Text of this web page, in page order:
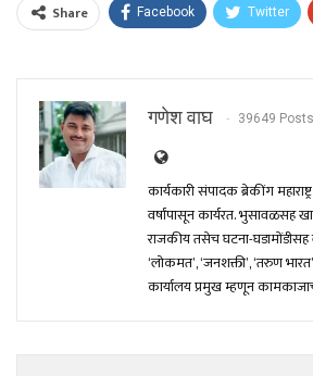
Share Facebook Twitter
गणेश वाघ 39649 Posts
कार्यकारी संपादक ब्रेकींग
वर्षांपासून कार्यरत. भुसावळसह
राजकीय तसेच घटना-
‘लोकमत’, ‘जनशक्ती’, ‘तरुण
कार्यालय प्रमुख म्हणून